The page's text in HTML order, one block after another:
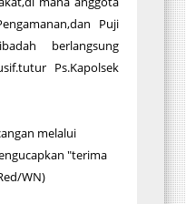
Puji
berlangsung
Ps.Kapolsek
melalui
"terima
WN)